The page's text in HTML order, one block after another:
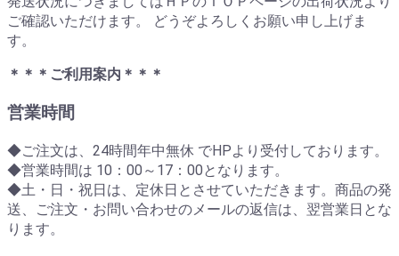
ご確認いただけます。 どうぞよろしくお願い申し上げま
す。
＊＊＊ご利用案内＊＊＊
営業時間
◆ご注文は、24時間年中無休 でHPより受付しております。
◆営業時間は 10：00～17：00となります。
◆土・日・祝日は、定休日とさせていただきます。商品の発
送、ご注文・お問い合わせのメールの返信は、翌営業日とな
ります。